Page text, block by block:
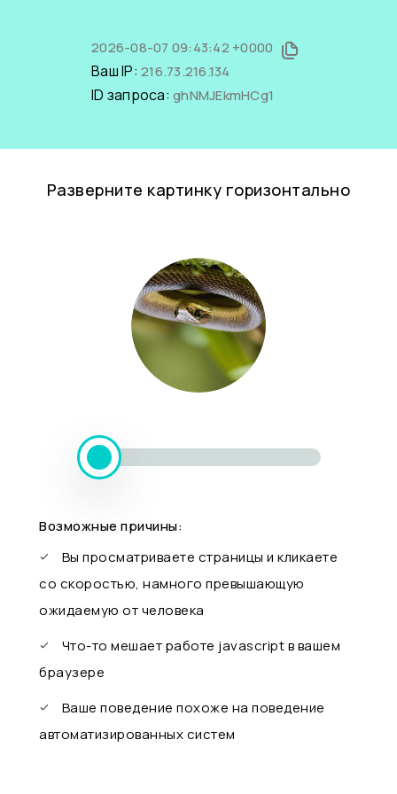
2026-08-07 09:43:42 +0000
Ваш IP: 216.73.216.134
ID запроса: ghNMJEkmHCg1
Разверните картинку горизонтально
Возможные причины:
Вы просматриваете страницы и кликаете
со скоростью, намного превышающую
ожидаемую от человека
Что-то мешает работе javascript в вашем
браузере
Ваше поведение похоже на поведение
автоматизированных систем